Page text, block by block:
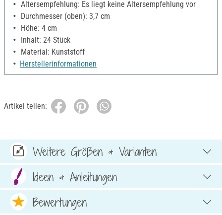
Altersempfehlung: Es liegt keine Altersempfehlung vor
Durchmesser (oben): 3,7 cm
Höhe: 4 cm
Inhalt: 24 Stück
Material: Kunststoff
Herstellerinformationen
Artikel teilen:
Weitere Größen & Varianten
Ideen & Anleitungen
Bewertungen